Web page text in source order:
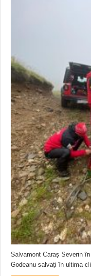
Salvamont Caraș Severin
Godeanu salvați în ultima